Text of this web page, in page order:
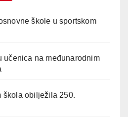
škole u sportskom
učenica na međunarodnim
škola obilježila 250.